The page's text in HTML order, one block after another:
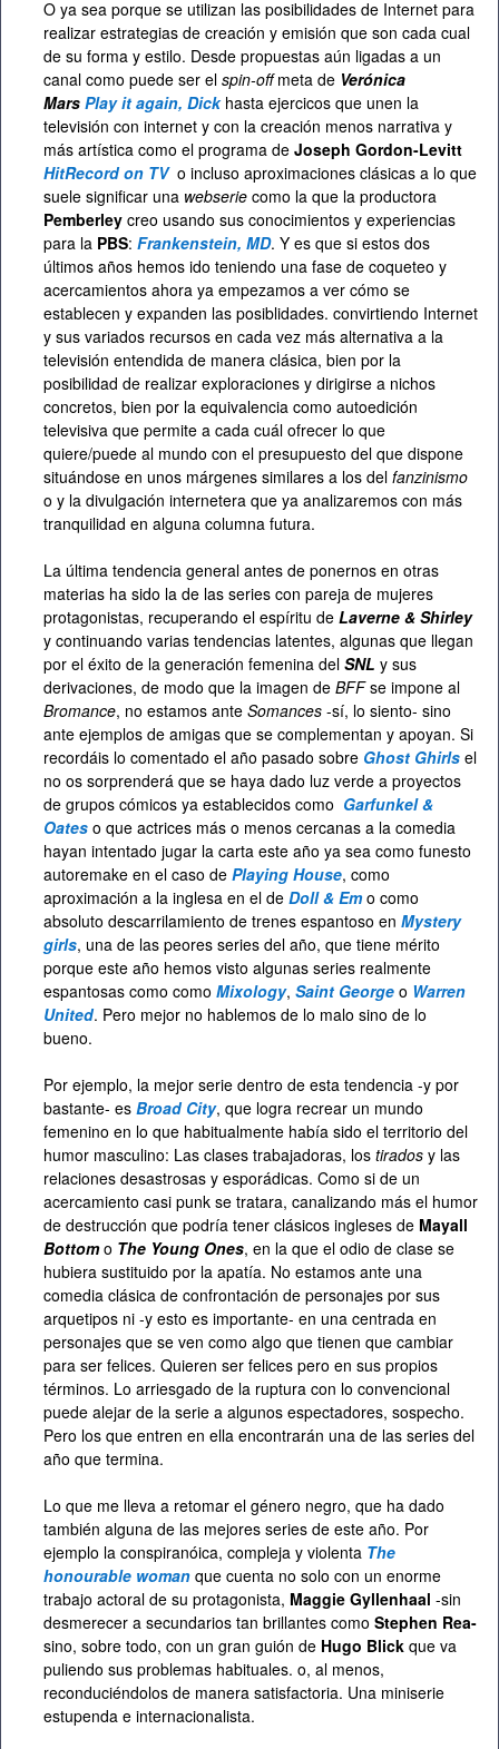
O ya sea porque se utilizan las posibilidades de Internet para
realizar estrategias de creación y emisión que son cada cual
de su forma y estilo. Desde propuestas aún ligadas a un
canal como puede ser el spin-offmeta de Verónica
Mars Play it again, Dickhasta ejercicos que unen la
televisión con internet y con la creación menos narrativa y
más artística como el programa de Joseph Gordon-Levitt
HitRecord on TVo incluso aproximaciones clásicas a lo que
suele significar una webserie como la que la productora
Pemberley creo usando sus conocimientos y experiencias
para la PBS: Frankenstein, MD. Y es que si estos dos
últimos años hemos ido teniendo una fase de coqueteo y
acercamientos ahora ya empezamos a ver cómo se
establecen y expanden las posiblidades. convirtiendo Internet
y sus variados recursos en cada vez más alternativa a la
televisión entendida de manera clásica, bien por la
posibilidad de realizar exploraciones y dirigirse a nichos
concretos, bien por la equivalencia como autoedición
televisiva que permite a cada cuál ofrecer lo que
quiere/puede al mundo con el presupuesto del que dispone
situándose en unos márgenes similares a los del fanzinismo
o y la divulgación internetera que ya analizaremos con más
tranquilidad en alguna columna futura.
La última tendencia general antes de ponernos en otras
materias ha sido la de las series con pareja de mujeres
protagonistas, recuperando el espíritu de Laverne & Shirley
y continuando varias tendencias latentes, algunas que llegan
por el éxito de la generación femenina del SNL y sus
derivaciones, de modo que la imagen de BFFse impone al
Bromance, no estamos ante Somances -sí, lo siento- sino
ante ejemplos de amigas que se complementan y apoyan. Si
recordáis lo comentado el año pasado sobre Ghost Ghirls el
no os sorprenderá que se haya dado luz verde a proyectos
de grupos cómicos ya establecidos como Garfunkel &
Oates o que actrices más o menos cercanas a la comedia
hayan intentado jugar la carta este año ya sea como funesto
autoremake en el caso de Playing House, como
aproximación a la inglesa en el de Doll & Emo como
absoluto descarrilamiento de trenes espantoso en Mystery
girls, una de las peores series del año, que tiene mérito
porque este año hemos visto algunas series realmente
espantosas como como Mixology, Saint George o Warren
United. Pero mejor no hablemos de lo malo sino de lo
bueno.
Por ejemplo, la mejor serie dentro de esta tendencia -y por
bastante- es Broad City, que logra recrear un mundo
femenino en lo que habitualmente había sido el territorio del
humor masculino: Las clases trabajadoras, los tirados y las
relaciones desastrosas y esporádicas. Como si de un
acercamiento casi punk se tratara, canalizando más el humor
de destrucción que podría tener clásicos ingleses de Mayall
Bottom o The Young Ones, en la que el odio de clase se
hubiera sustituido por la apatía. No estamos ante una
comedia clásica de confrontación de personajes por sus
arquetipos ni -y esto es importante- en una centrada en
personajes que se ven como algo que tienen que cambiar
para ser felices. Quieren ser felices pero en sus propios
términos. Lo arriesgado de la ruptura con lo convencional
puede alejar de la serie a algunos espectadores, sospecho.
Pero los que entren en ella encontrarán una de las series del
año que termina.
Lo que me lleva a retomar el género negro, que ha dado
también alguna de las mejores series de este año. Por
ejemplo la conspiranóica, compleja y violenta The
honourable woman que cuenta no solo con un enorme
trabajo actoral de su protagonista, Maggie Gyllenhaal -sin
desmerecer a secundarios tan brillantes como Stephen Rea-
sino, sobre todo, con un gran guión de Hugo Blick que va
puliendo sus problemas habituales. o, al menos,
reconduciéndolos de manera satisfactoria. Una miniserie
estupenda e internacionalista.